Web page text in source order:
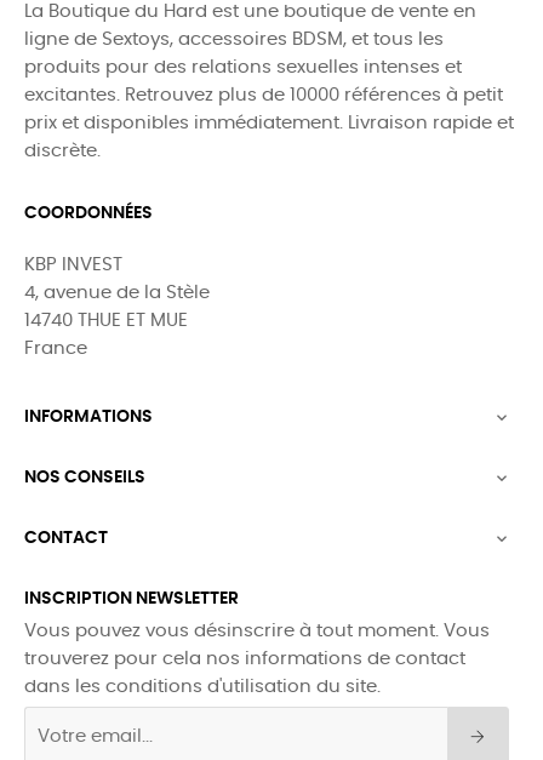
La Boutique du Hard est une boutique de vente en
ligne de Sextoys, accessoires BDSM, et tous les
produits pour des relations sexuelles intenses et
excitantes. Retrouvez plus de 10000 références à petit
prix et disponibles immédiatement. Livraison rapide et
discrète.
COORDONNÉES
KBP INVEST
4, avenue de la Stèle
14740 THUE ET MUE
France
INFORMATIONS 
NOS CONSEILS 
CONTACT 
INSCRIPTION NEWSLETTER
Vous pouvez vous désinscrire à tout moment. Vous
trouverez pour cela nos informations de contact
dans les conditions d'utilisation du site.